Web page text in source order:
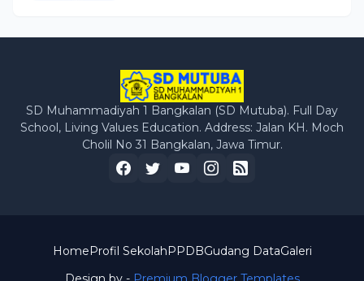
SD Muhammadiyah 1 Bangkalan (SD Mutuba). Full Day
School, Living Values Education. Address: Jalan KH. Moch
Cholil No 31 Bangkalan, Jawa Timur.
HomeProfil SekolahPPDBGudang DataGaleri